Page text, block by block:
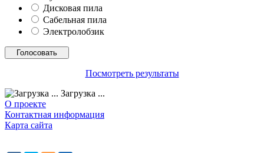
Дисковая пила
Сабельная пила
Электролобзик
Посмотреть результаты
Загрузка ...
О проекте
Контактная информация
Карта сайта